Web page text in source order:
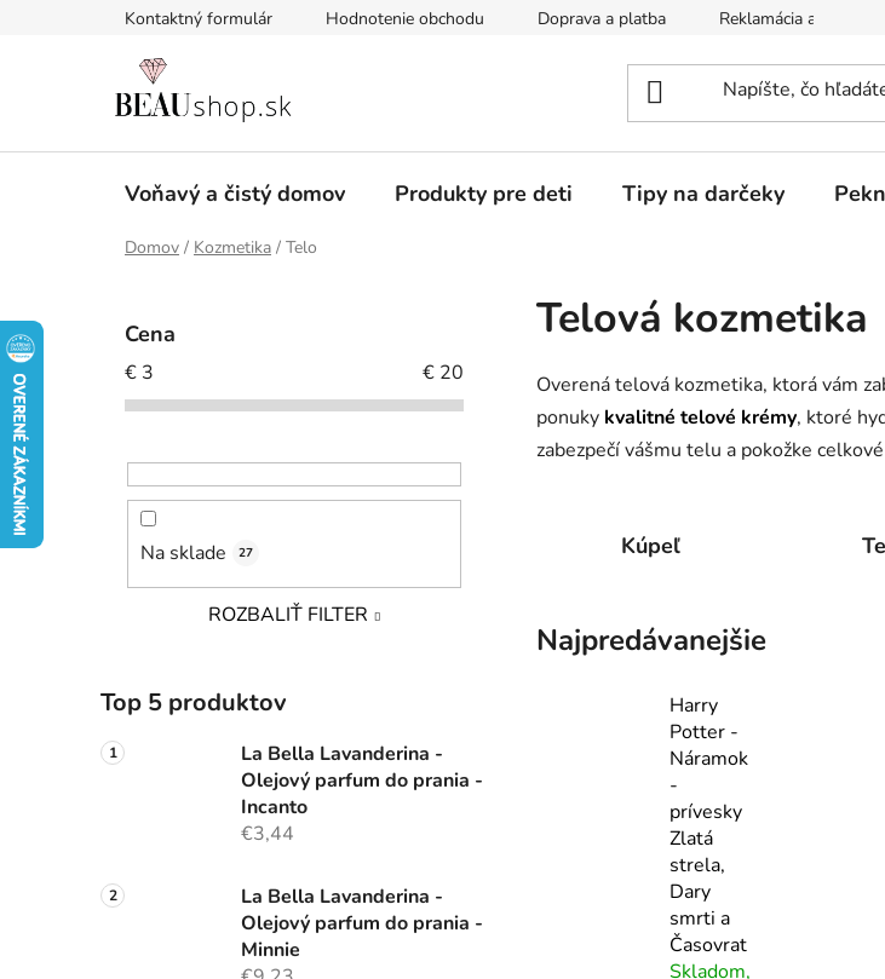
Kontaktný formulár Hodnotenie obchodu Doprava a platba Reklamácia a vrátenie
Voňavý a čistý domov Produkty pre deti Tipy na darčeky
Domov / Kozmetika / Telo
Cena
€ 3 € 20
Na sklade 27
ROZBALIŤ FILTER
Top 5 produktov
La Bella Lavanderina -
Olejový parfum do prania -
Incanto
€3,44
La Bella Lavanderina -
Olejový parfum do prania -
Minnie
Telová kozmetika
Overená telová kozmetika, ktorá vám
ponuky kvalitné telové krémy, ktoré
zabezpečí vášmu telu a pokožke
Kúpeľ
Najpredávanejšie
Harry
Potter -
Náramok
-
prívesky
Zlatá
strela,
Dary
smrti a
Časovrat
Skladom,